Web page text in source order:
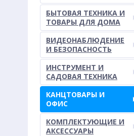
БЫТОВАЯ ТЕХНИКА И
ТОВАРЫ ДЛЯ ДОМА
ВИДЕОНАБЛЮДЕНИЕ
И БЕЗОПАСНОСТЬ
ИНСТРУМЕНТ И
САДОВАЯ ТЕХНИКА
КАНЦТОВАРЫ И
ОФИС
КОМПЛЕКТУЮЩИЕ И
АКСЕССУАРЫ